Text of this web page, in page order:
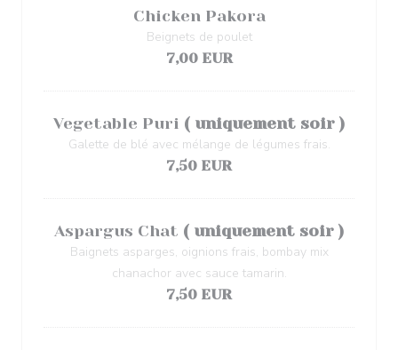
Chicken Pakora
Beignets de poulet
7,00 EUR
Vegetable Puri ( uniquement soir )
Galette de blé avec mélange de légumes frais.
7,50 EUR
Aspargus Chat ( uniquement soir )
Baignets asparges, oignions frais, bombay mix
chanachor avec sauce tamarin.
7,50 EUR